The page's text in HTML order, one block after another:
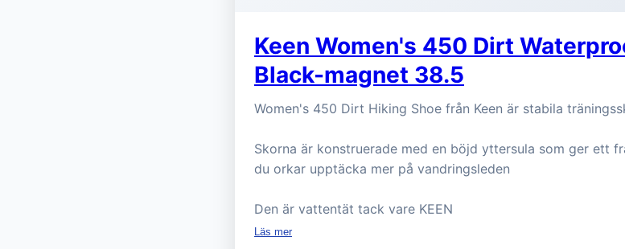
Keen Women's 450 Dirt
Black-magnet 38.5
Women's 450 Dirt Hiking Shoe från Keen är stabila
Skorna är konstruerade med en böjd yttersula som ger ett
du orkar upptäcka mer på vandringsleden
Den är vattentät tack vare KEEN
Läs mer